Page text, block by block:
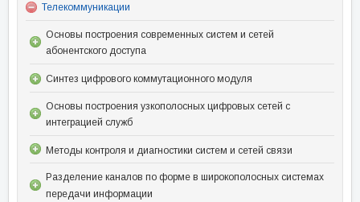
Телекоммуникации
Основы построения современных систем и сетей
абонентского доступа
Синтез цифрового коммутационного модуля
Основы построения узкополосных цифровых сетей с
интеграцией служб
Методы контроля и диагностики систем и сетей связи
Разделение каналов по форме в широкополосных системах
передачи информации